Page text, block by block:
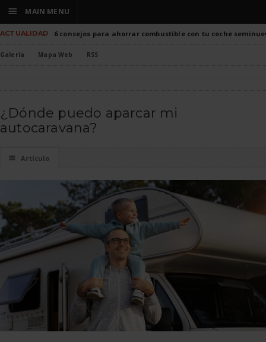
ACTUALIDAD 6 consejos para ahorrar combustible con tu coche
Galería Mapa Web RSS
¿Dónde puedo aparcar mi
autocaravana?
☰ Artículo
☰ MAIN MENU